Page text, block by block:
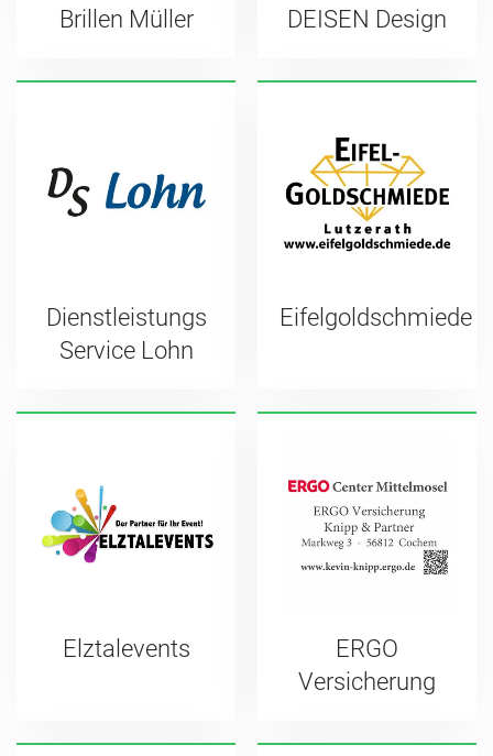
Brillen Müller DEISEN Design
Dienstleistungs
Service Lohn
Eifelgoldschmiede
Elztalevents
ERGO
Versicherung